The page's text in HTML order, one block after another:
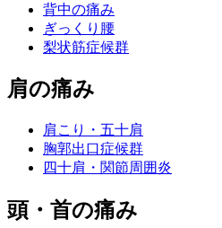
背中の痛み
ぎっくり腰
梨状筋症候群
肩の痛み
肩こり・五十肩
胸郭出口症候群
四十肩・関節周囲炎
頭・首の痛み